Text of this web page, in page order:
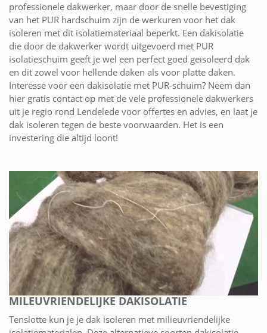
professionele dakwerker, maar door de snelle bevestiging
van het PUR hardschuim zijn de werkuren voor het dak
isoleren met dit isolatiemateriaal beperkt. Een dakisolatie
die door de dakwerker wordt uitgevoerd met PUR
isolatieschuim geeft je wel een perfect goed geïsoleerd dak
en dit zowel voor hellende daken als voor platte daken.
Interesse voor een dakisolatie met PUR-schuim? Neem dan
hier gratis contact op met de vele professionele dakwerkers
uit je regio rond Lendelede voor offertes en advies, en laat je
dak isoleren tegen de beste voorwaarden. Het is een
investering die altijd loont!
MILEUVRIENDELIJKE DAKISOLATIE
Tenslotte kun je je dak isoleren met milieuvriendelijke